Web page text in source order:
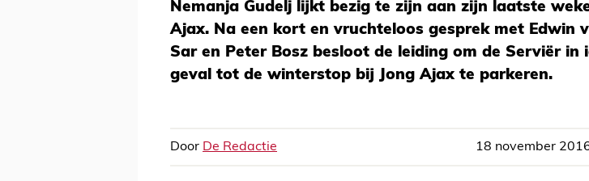
Nemanja Gudelj lijkt bezig te zijn aan zijn laatste
Ajax. Na een kort en vruchteloos gesprek met Edwin
Sar en Peter Bosz besloot de leiding om de Serviër in
geval tot de winterstop bij Jong Ajax te parkeren.
Door De Redactie 18 november